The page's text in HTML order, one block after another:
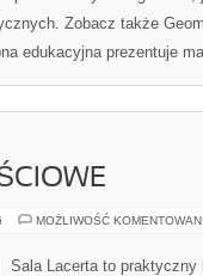
Zobacz także
edukacyjna prezentuje
MOŻLIWOŚĆ
Sala Lacerta to praktyczny